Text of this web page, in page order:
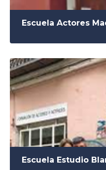
Escuela Actores
Escuela Estudio